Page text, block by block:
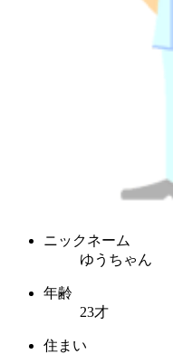
ニックネーム
ゆうちゃん
年齢
23才
住まい